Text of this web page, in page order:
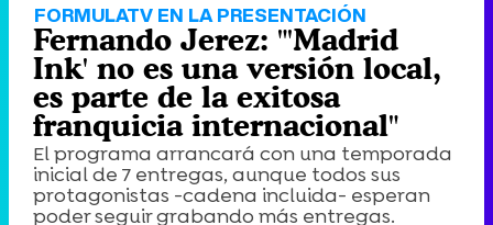
FORMULATV EN LA PRESENTACIÓN
Fernando Jerez: "'Madrid
Ink' no es una versión local,
es parte de la exitosa
franquicia internacional"
El programa arrancará con una temporada
inicial de 7 entregas, aunque todos sus
protagonistas -cadena incluida- esperan
poder seguir grabando más entregas.